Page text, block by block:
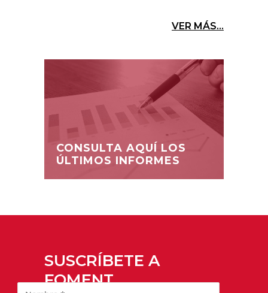
VER MÁS...
CONSULTA AQUÍ LOS
ÚLTIMOS INFORMES
SUSCRÍBETE A
FOMENT